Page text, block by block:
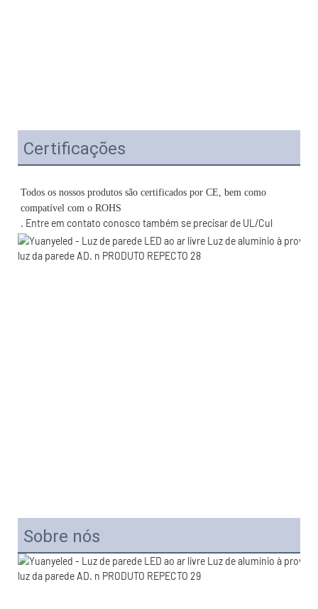
Certificações
Todos os nossos produtos são certificados por CE, bem como
. Entre em contato conosco também se precisar de UL/Cul
Sobre nós